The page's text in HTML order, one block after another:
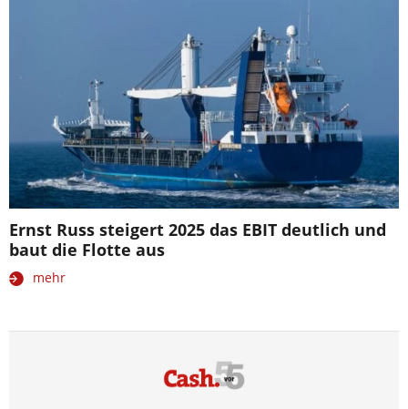
Ernst Russ steigert 2025 das EBIT deutlich und
baut die Flotte aus
mehr